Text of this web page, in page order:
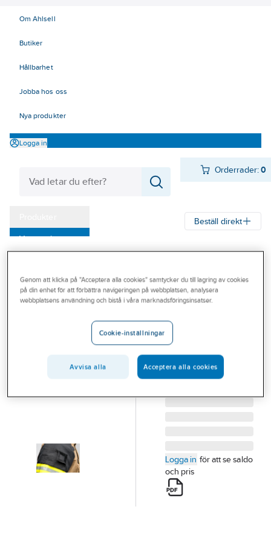
Om Ahlsell
Butiker
Hållbarhet
Jobba hos oss
Nya produkter
Logga in
Orderrader:0
Varumärken
Outlet
Branscher
Beställ direkt
VIKING
ID-LAPP PS1000
Artikelnummer:
Lev.
34-1053-12
Logga in för att se saldo
och pris
Genom att klicka på "Acceptera alla cookies" samtycker du till lagring av cookies
på din enhet för att förbättra navigeringen på webbplatsen, analysera
webbplatsens användning och bistå i våra marknadsföringsinsatser.
Cookie-inställningar
Avvisa alla Acceptera alla cookies